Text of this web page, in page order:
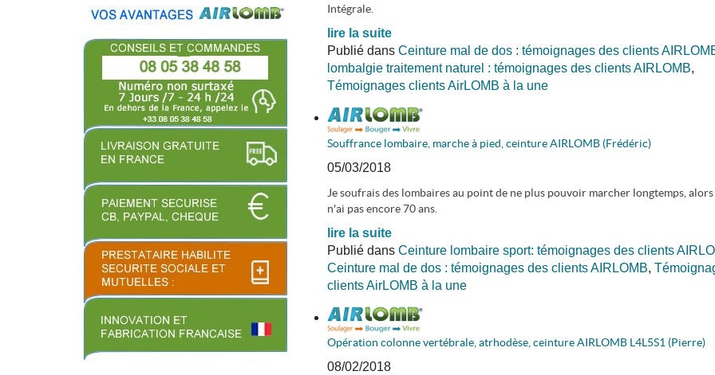
Intégrale.
lire la suite
Publié dans Ceinture mal de dos : témoignages des clients
lombalgie traitement naturel : témoignages des clients AIRLOMB,
Témoignages clients AirLOMB à la une
Souffrance lombaire, marche à pied, ceinture AIRLOMB (Frédéric)
05/03/2018
Je soufrais des lombaires au point de ne plus pouvoir marcher longtemps, alors
n'ai pas encore 70 ans.
lire la suite
Publié dans Ceinture lombaire sport: témoignages des clients
Ceinture mal de dos : témoignages des clients AIRLOMB,
clients AirLOMB à la une
Opération colonne vertébrale, atrhodèse, ceinture AIRLOMB L4L5S1 (Pierre)
08/02/2018